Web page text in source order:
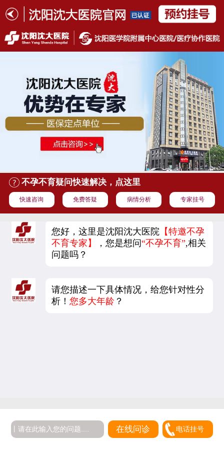
不孕不育疑问快速解决，点这里
快速咨询 免费答疑 病情分析 专家挂号
您好，这里是沈阳沈大医院 【特邀不孕
不育专家】
，您是想问“不孕不育”,相关
问题吗？
请您描述一下具体情况，给您针对性分
析！您多大年龄 ？
在线问诊 电话挂号